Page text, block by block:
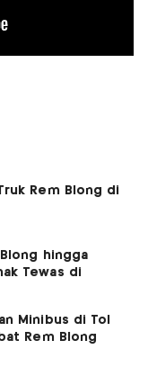
Rem Blong di
hingga
Tewas di
Minibus di Tol
Rem Blong